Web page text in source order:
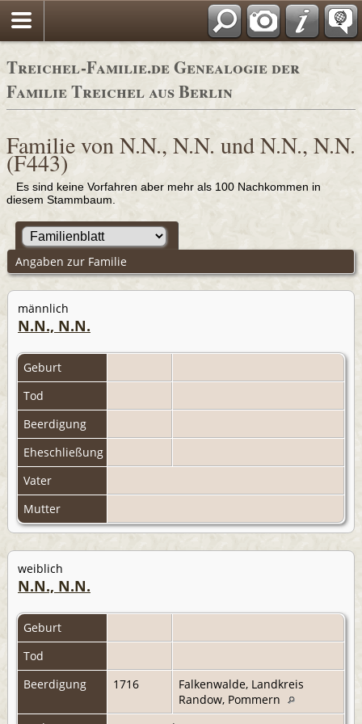
Adressbücher
Treichel-Familie.de Genealogie der
Familie Treichel aus Berlin
Familie von N.N., N.N. und N.N., N.N.
(F443)
Es sind keine Vorfahren aber mehr als 100 Nachkommen in
diesem Stammbaum.
Angaben zur Familie
männlich
N.N., N.N.
Geburt
Tod
Beerdigung
Eheschließung
Vater
Mutter
weiblich
N.N., N.N.
Geburt
Tod
Beerdigung
1716
Falkenwalde, Landkreis
Randow, Pommern